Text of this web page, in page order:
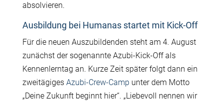
absolvieren.
Ausbildung bei Humanas startet mit Kick-Off
Für die neuen Auszubildenden steht am 4. August
zunächst der sogenannte Azubi-Kick-Off als
Kennenlerntag an. Kurze Zeit später folgt dann ein
zweitägiges Azubi-Crew-Camp unter dem Motto
„Deine Zukunft beginnt hier“. „Liebevoll nennen wir